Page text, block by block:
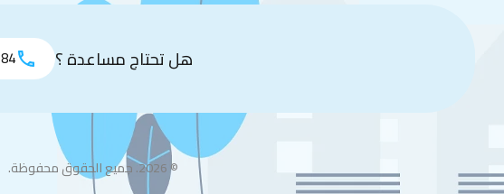
هل تحتاج مساعدة ؟
© 2026. جميع الحقوق محفوظة.